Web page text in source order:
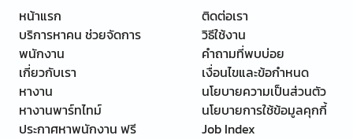
หน้าแรก
บริการหาคน ช่วยจัดการ
พนักงาน
เกี่ยวกับเรา
หางาน
หางานพาร์ทไทม์
ประกาศหาพนักงาน ฟรี
ติดต่อเรา
วิธีใช้งาน
คำถามที่พบบ่อย
เงื่อนไขและข้อกำหนด
นโยบายความเป็นส่วนตัว
นโยบายการใช้ข้อมูลคุกกี้
Job Index